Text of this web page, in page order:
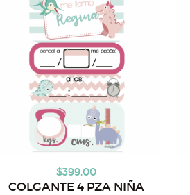
$399.00
COLGANTE 4 PZA NIÑA